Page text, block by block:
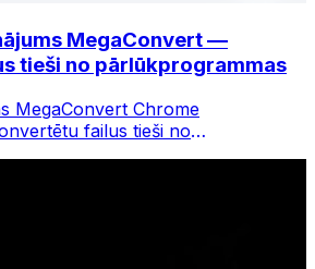
MegaConvert —
tieši no pārlūkprogrammas
MegaConvert Chrome
failus tieši no